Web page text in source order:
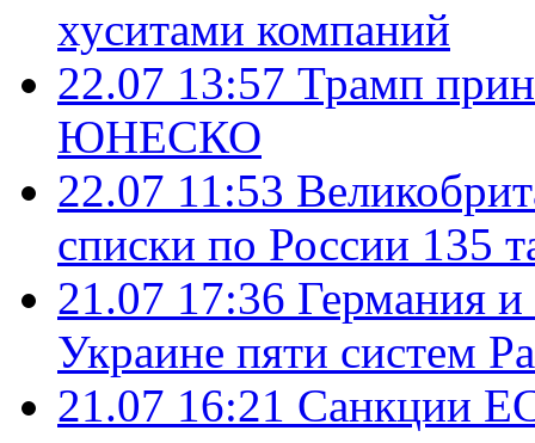
хуситами компаний
22.07 13:57 Трамп
ЮНЕСКО
22.07 11:53
списки по России 135
21.07 17:36 Германия
Украине пяти систем
21.07 16:21 Санкции